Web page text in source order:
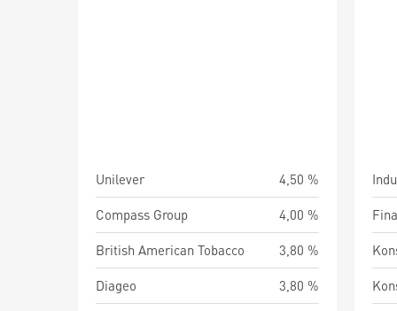
Unilever
4,50 %
Compass Group
4,00 %
British American Tobacco
3,80 %
Diageo
3,80 %